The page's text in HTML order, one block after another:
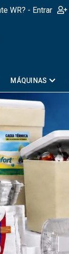
WR? - Entrar
MÁQUINAS